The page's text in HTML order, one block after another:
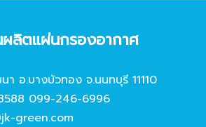
ลิตแผ่นกรองอากาศ
อ.บางบัวทอง จ.นนทบุรี 11110
099-246-6996
green.com